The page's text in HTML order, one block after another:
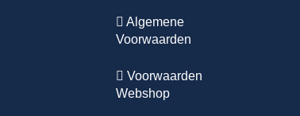
Algemene
Voorwaarden
Voorwaarden
Webshop